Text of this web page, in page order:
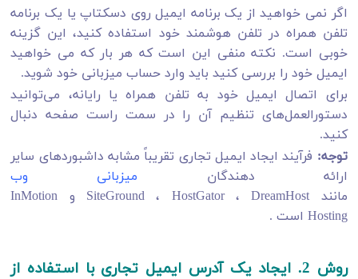
اگر نمی خواهید از یک برنامه ایمیل روی دسکتاپ یا یک برنامه
تلفن همراه در تلفن هوشمند خود استفاده کنید، این گزینه
خوبی است. نکته منفی این است که هر بار که می خواهید
ایمیل خود را بررسی کنید باید وارد حساب میزبانی خود شوید.
برای اتصال ایمیل خود به تلفن همراه یا رایانه، می‌توانید
دستورالعمل‌های تنظیم آن را در سمت راست صفحه دنبال
کنید.
توجه: فرآیند ایجاد ایمیل تجاری تقریباً مشابه داشبوردهای سایر
ارائه دهندگان میزبانی وب
مانند SiteGround ، HostGator ، DreamHost و InMotion
Hosting است .
روش 2. ایجاد یک آدرس ایمیل تجاری با استفاده از